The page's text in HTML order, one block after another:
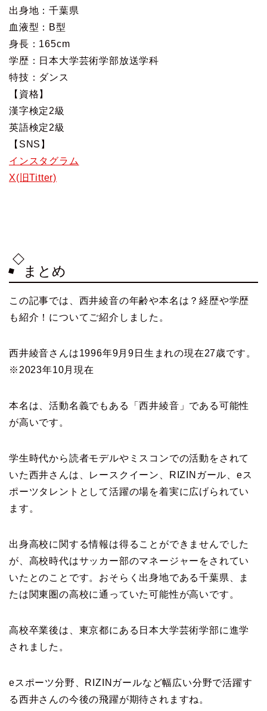
出身地：千葉県
血液型：B型
身長：165cm
学歴：日本大学芸術学部放送学科
特技：ダンス
【資格】
漢字検定2級
英語検定2級
【SNS】
インスタグラム
X(旧Titter)
まとめ
この記事では、西井綾音の年齢や本名は？経歴や学歴
も紹介！についてご紹介しました。
西井綾音さんは1996年9月9日生まれの現在27歳です。
※2023年10月現在
本名は、活動名義でもある「西井綾音」である可能性
が高いです。
学生時代から読者モデルやミスコンでの活動をされて
いた西井さんは、レースクイーン、RIZINガール、eス
ポーツタレントとして活躍の場を着実に広げられてい
ます。
出身高校に関する情報は得ることができませんでした
が、高校時代はサッカー部のマネージャーをされてい
いたとのことです。おそらく出身地である千葉県、ま
たは関東圏の高校に通っていた可能性が高いです。
高校卒業後は、東京都にある日本大学芸術学部に進学
されました。
eスポーツ分野、RIZINガールなど幅広い分野で活躍す
る西井さんの今後の飛躍が期待されますね。